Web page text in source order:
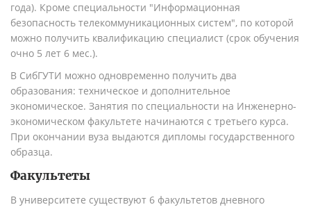
года). Кроме специальности "Информационная
безопасность телекоммуникационных систем", по которой
можно получить квалификацию специалист (срок обучения
очно 5 лет 6 мес.).
В СибГУТИ можно одновременно получить два
образования: техническое и дополнительное
экономическое. Занятия по специальности на Инженерно-
экономическом факультете начинаются с третьего курса.
При окончании вуза выдаются дипломы государственного
образца.
Факультеты
В университете существуют 6 факультетов дневного